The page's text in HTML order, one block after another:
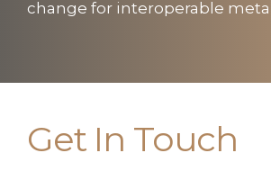
change for interoperable
Get In Touch